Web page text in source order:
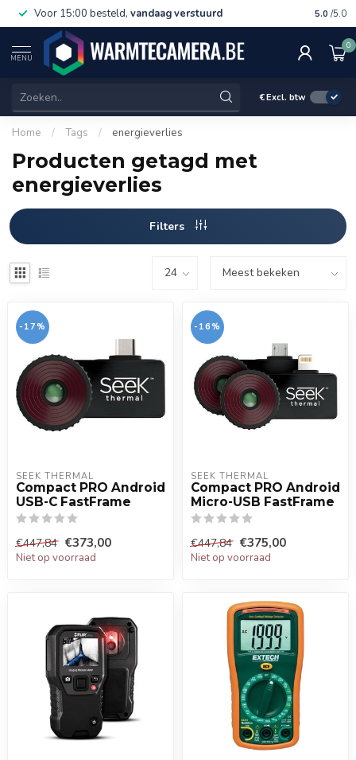
Voor 15:00 besteld, vandaag verstuurd Gratis
5.0 /5.0
MENU
0
€Excl. btw
Home / Tags / energieverlies
Producten getagd met
energieverlies
Filters
-17%
SEEK THERMAL
Compact PRO Android
USB-C FastFrame
€447,84 €373,00
Niet op voorraad
-16%
SEEK THERMAL
Compact PRO Android
Micro-USB FastFrame
€447,84 €375,00
Niet op voorraad